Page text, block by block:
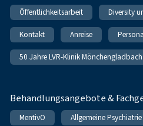
Öffentlichkeitsarbeit Diversity
Kontakt Anreise
50 Jahre LVR-Klinik Mönchengladbach
Behandlungsangebote &
MentivO Allgemeine Psychiatrie